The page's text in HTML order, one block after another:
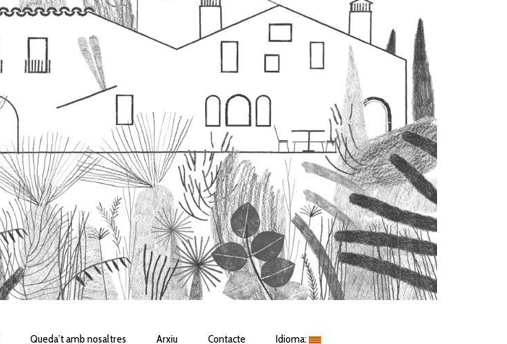
Queda’t amb nosaltres Arxiu Contacte Idioma: